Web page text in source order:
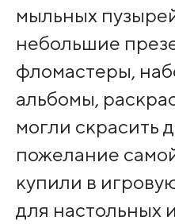
мыльных
небольшие
фломастеры,
альбомы,
могли скрасить
пожелание
купили в
для настольных